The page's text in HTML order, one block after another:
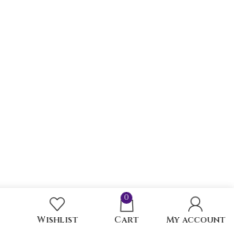
Wishlist
0
Cart My account